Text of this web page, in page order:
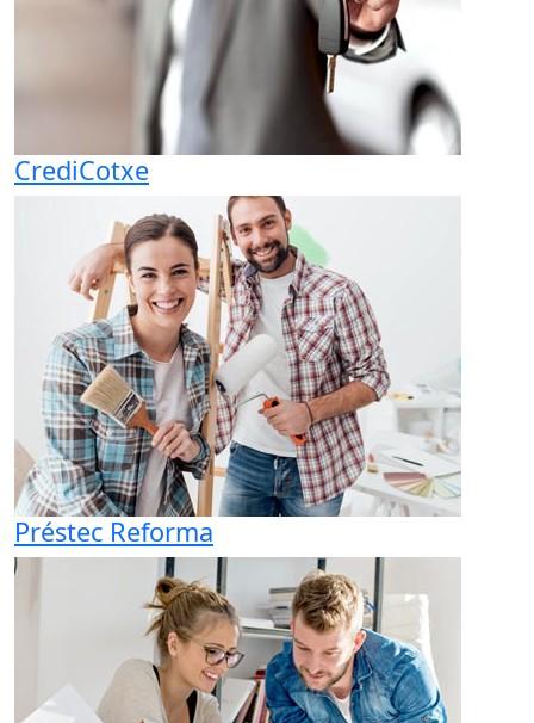
CrediCotxe
Préstec Reforma